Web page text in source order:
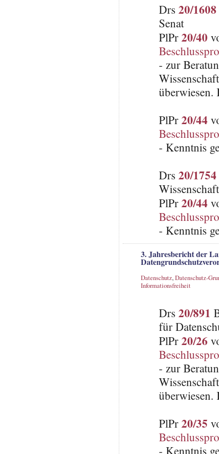
Drs 20/1608
Senat
PlPr20/40
- zur
überwiesen.
PlPr20/44
- Kenntnis
Drs 20/1754
PlPr20/44
- Kenntnis
3. Jahresbericht der
Datenschutz,Datenschutz-
Informationsfreiheit
Drs 20/891
für
PlPr20/26
- zur
überwiesen.
PlPr20/35
- Kenntnis